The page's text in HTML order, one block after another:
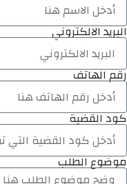
البريد الالكتروني
رقم الهاتف
كود القضية
موضوع الطلب